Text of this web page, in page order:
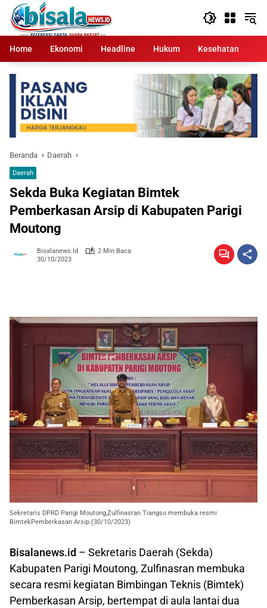
Langsung
konten
Home
Ekonomi Headline Hukum Kesehatan
Beranda Daerah
Daerah
Sekda Buka Kegiatan Bimtek
Pemberkasan Arsip di Kabupaten Parigi
Moutong
Bisalanews.id
2 Min Baca
30/10/2023
Sekretaris DPRD Parigi Moutong,Zulfinasran Tiangso membuka resmi
BimtekPemberkasan Arsip.(30/10/2023)
Bisalanews.id – Sekretaris Daerah (Sekda)
Kabupaten Parigi Moutong, Zulfinasran membuka
secara resmi kegiatan Bimbingan Teknis (Bimtek)
Pemberkasan Arsip, bertempat di aula lantai dua